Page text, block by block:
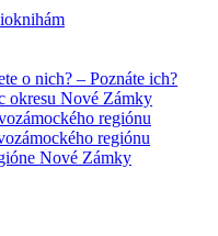
o nich? – Poznáte ich?
okresu Nové Zámky
regiónu
regiónu
Nové Zámky